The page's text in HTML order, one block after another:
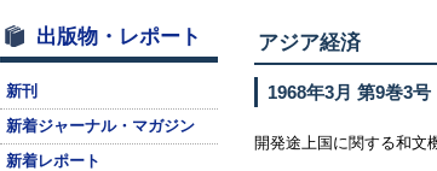
出版物・レポート
新刊
新着ジャーナル・マガジン
新着レポート
アジア経済
1968年3月 第9巻3号
開発途上国に関する和文